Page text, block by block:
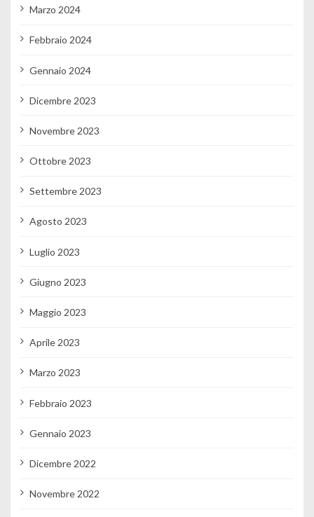
Marzo 2024
Febbraio 2024
Gennaio 2024
Dicembre 2023
Novembre 2023
Ottobre 2023
Settembre 2023
Agosto 2023
Luglio 2023
Giugno 2023
Maggio 2023
Aprile 2023
Marzo 2023
Febbraio 2023
Gennaio 2023
Dicembre 2022
Novembre 2022